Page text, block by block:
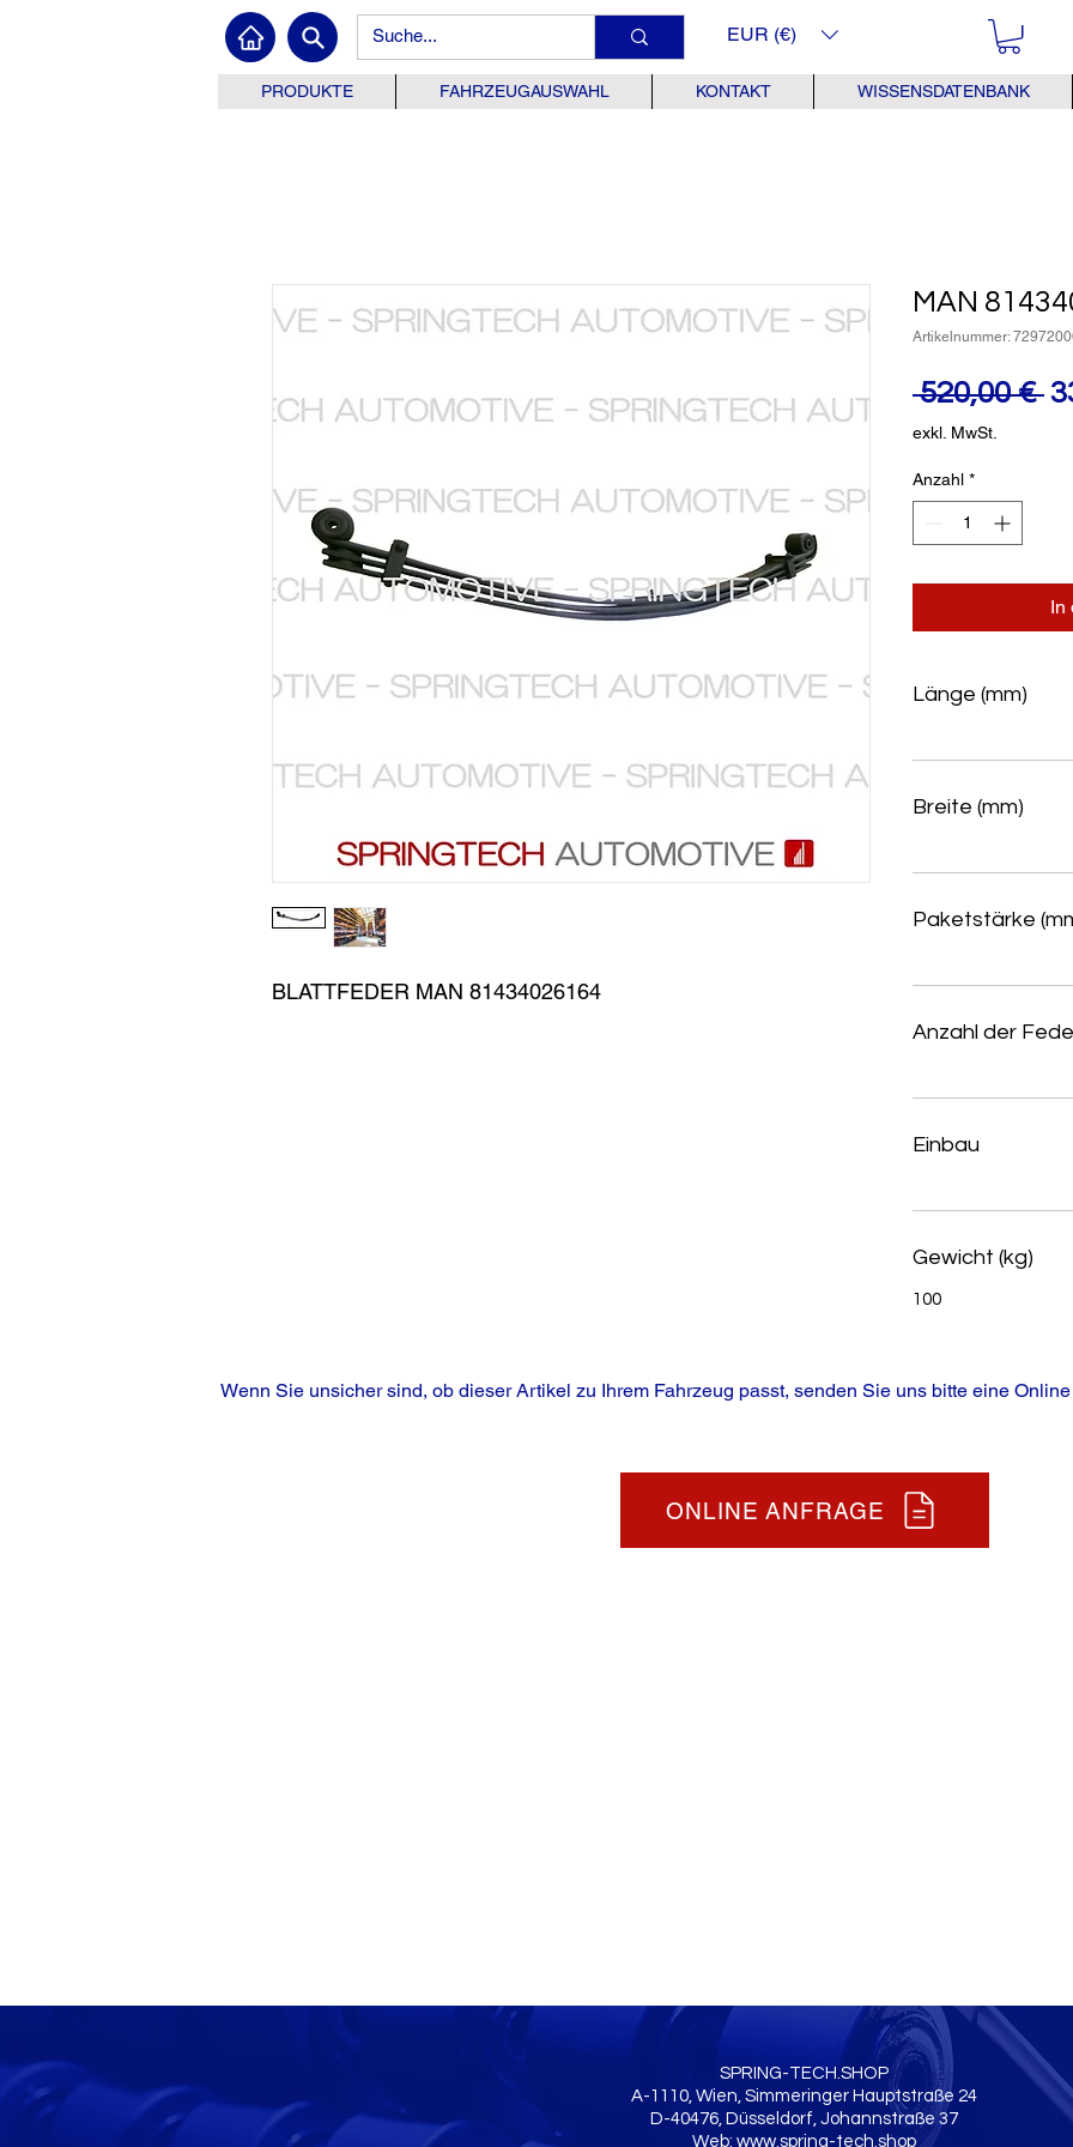
EUR (€)
PRODUKTE FAHRZEUGAUSWAHL KONTAKT WISSENSDATENBANK
BLATTFEDER MAN 81434026164
MAN
Artikelnummer:
520,00 €
exkl. MwSt.
Anzahl *
In
Länge (mm)
Breite (mm)
Paketstärke
Anzahl der
Einbau
Gewicht (kg)
100
Wenn Sie unsicher sind, ob dieser Artikel zu Ihrem Fahrzeug passt, senden Sie uns bitte eine
ONLINE ANFRAGE
SPRING-TECH.SHOP
A-1110, Wien, Simmeringer Hauptstraße 24
D-40476, Düsseldorf, Johannstraße 37
Web: www.spring-tech.shop